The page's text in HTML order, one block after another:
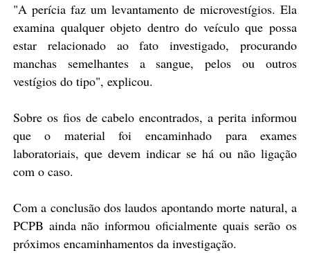
"A perícia faz um levantamento de microvestígios. Ela
examina qualquer objeto dentro do veículo que possa
estar relacionado ao fato investigado, procurando
manchas semelhantes a sangue, pelos ou outros
vestígios do tipo", explicou.
Sobre os fios de cabelo encontrados, a perita informou
que o material foi encaminhado para exames
laboratoriais, que devem indicar se há ou não ligação
com o caso.
Com a conclusão dos laudos apontando morte natural, a
PCPB ainda não informou oficialmente quais serão os
próximos encaminhamentos da investigação.